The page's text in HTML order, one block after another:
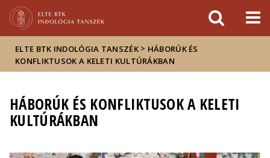
sajtóban
ELTE BTK INDOLÓGIA TANSZÉK > HÁBORÚK ÉS
KONFLIKTUSOK A KELETI KULTÚRÁKBAN
HÁBORÚK ÉS KONFLIKTUSOK A KELETI
KULTÚRÁKBAN